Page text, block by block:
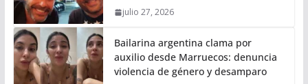
julio 27, 2026
Bailarina argentina clama por
auxilio desde Marruecos: denuncia
violencia de género y desamparo